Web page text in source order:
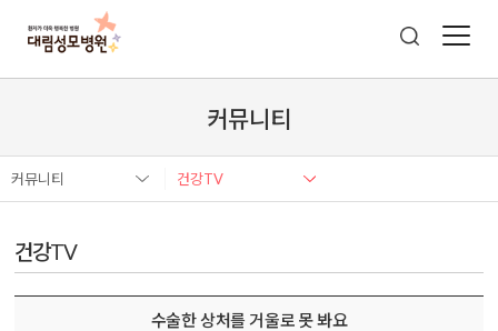
커뮤니티
커뮤니티 건강TV
건강TV
수술한 상처를 거울로 못 봐요